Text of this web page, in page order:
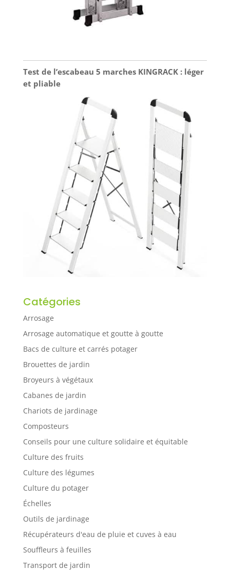
Test de l’escabeau 5 marches KINGRACK : léger
et pliable
Catégories
Arrosage
Arrosage automatique et goutte à goutte
Bacs de culture et carrés potager
Brouettes de jardin
Broyeurs à végétaux
Cabanes de jardin
Chariots de jardinage
Composteurs
Conseils pour une culture solidaire et équitable
Culture des fruits
Culture des légumes
Culture du potager
Échelles
Outils de jardinage
Récupérateurs d'eau de pluie et cuves à eau
Souffleurs à feuilles
Transport de jardin